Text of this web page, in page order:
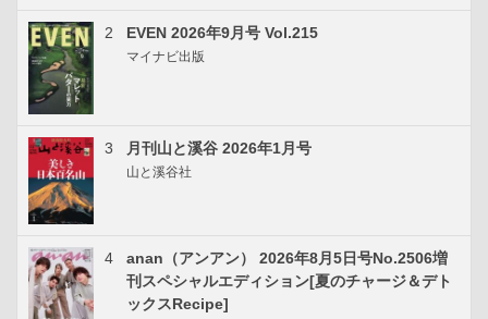
2 EVEN 2026年9月号 Vol.215
マイナビ出版
3 月刊山と溪谷 2026年1月号
山と溪谷社
4
anan（アンアン） 2026年8月5日号No.2506増
刊スペシャルエディション[夏のチャージ＆デト
ックスRecipe]